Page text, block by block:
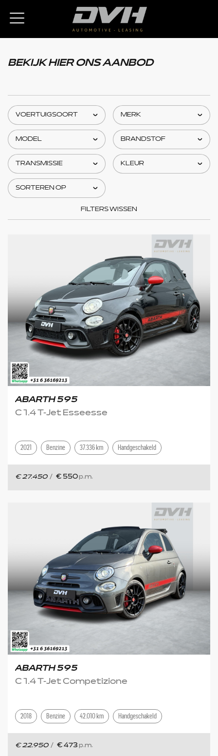
BEKIJK HIER ONS AANBOD
FILTERS WISSEN
ABARTH 595
C 1.4 T-Jet Esseesse
2021 Benzine 37.336 km Handgeschakeld
€ 27.450 / € 550 p.m.
ABARTH 595
C 1.4 T-Jet Competizione
2018 Benzine 42.010 km Handgeschakeld
€ 22.950 / € 473 p.m.